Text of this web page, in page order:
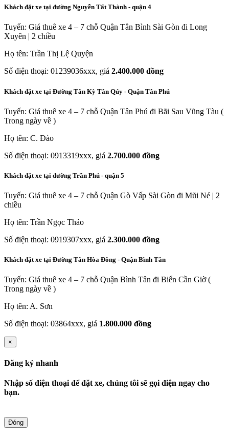
Khách đặt xe tại đường Nguyễn Tất Thành - quận 4
Tuyến: Giá thuê xe 4 – 7 chỗ Quận Tân Bình Sài Gòn đi Long
Xuyên | 2 chiều
Họ tên: Trần Thị Lệ Quyện
Số điện thoại: 01239036xxx, giá 2.400.000 đồng
Khách đặt xe tại Đường Tân Kỳ Tân Qúy - Quận Tân Phú
Tuyến: Giá thuê xe 4 – 7 chỗ Quận Tân Phú đi Bãi Sau Vũng Tàu (
Trong ngày về )
Họ tên: C. Đào
Số điện thoại: 0913319xxx, giá 2.700.000 đồng
Khách đặt xe tại đường Trần Phú - quận 5
Tuyến: Giá thuê xe 4 – 7 chỗ Quận Gò Vấp Sài Gòn đi Mũi Né | 2
chiều
Họ tên: Trần Ngọc Thảo
Số điện thoại: 0919307xxx, giá 2.300.000 đồng
Khách đặt xe tại Đường Tân Hòa Đông - Quận Bình Tân
Tuyến: Giá thuê xe 4 – 7 chỗ Quận Bình Tân đi Biển Cần Giờ (
Trong ngày về )
Họ tên: A. Sơn
Số điện thoại: 03864xxx, giá 1.800.000 đồng
×
Đăng ký nhanh
Nhập số điện thoại để đặt xe, chúng tôi sẽ gọi điện ngay cho
bạn.
Đóng